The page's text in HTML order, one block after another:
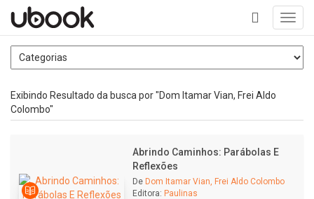
+
Exibindo Resultado da busca por "Dom Itamar Vian, Frei Aldo
Colombo"
Abrindo Caminhos: Parábolas E
Reflexões
De Dom Itamar Vian, Frei Aldo Colombo
Editora: Paulinas